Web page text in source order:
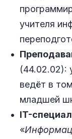
учителя
(44.02.02):
ведёт в
младшей
IT-
«